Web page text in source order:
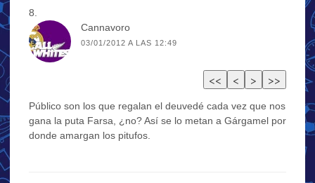
Cannavoro
03/01/2012 A LAS 12:49
Público son los que regalan el deuvedé cada vez que nos
gana la puta Farsa, ¿no? Así se lo metan a Gárgamel por
donde amargan los pitufos.